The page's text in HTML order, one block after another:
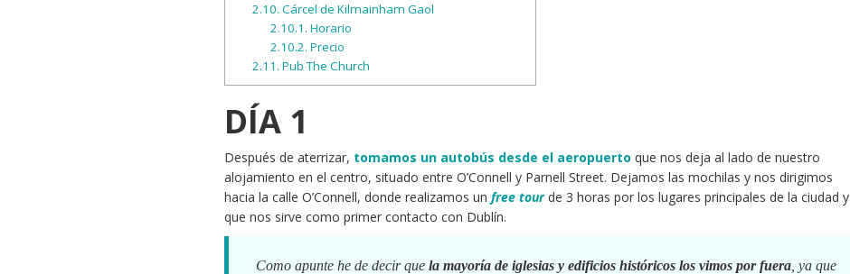
2.10. Cárcel de Kilmainham Gaol
2.10.1. Horario
2.10.2. Precio
2.11. Pub The Church
DÍA 1
Después de aterrizar, tomamos un autobús desde el aeropuerto que nos deja al lado de nuestro
alojamiento en el centro, situado entre O’Connell y Parnell Street. Dejamos las mochilas y nos dirigimos
hacia la calle O’Connell, donde realizamos unfree tourde 3 horas por los lugares principales de la ciudad y
que nos sirve como primer contacto con Dublín.
Como apunte he de decir quela mayoría de iglesias y edificios históricos los vimos por fuera , ya que